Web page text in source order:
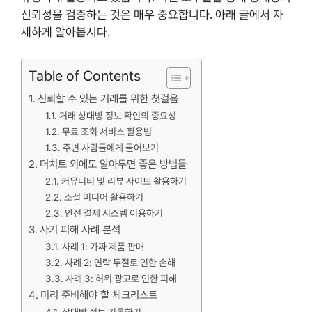
신뢰성을 검증하는 것은 매우 중요합니다. 아래 글에서 자
세하게 알아봅시다.
Table of Contents
신뢰할 수 있는 거래를 위한 첫걸음
거래 상대방 정보 확인의 중요성
무료 조회 서비스 활용법
주변 사람들에게 물어보기
더치트 외에도 알아두면 좋은 방법들
커뮤니티 및 리뷰 사이트 활용하기
소셜 미디어 활용하기
안전 결제 시스템 이용하기
사기 피해 사례 분석
사례 1: 가짜 제품 판매
사례 2: 연락 두절로 인한 손해
사례 3: 허위 광고로 인한 피해
미리 준비해야 할 체크리스트